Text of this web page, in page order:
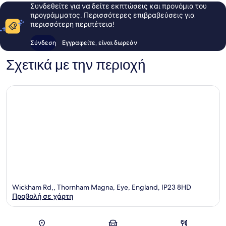
Συνδεθείτε για να δείτε εκπτώσεις και προνόμια του
προγράμματος. Περισσότερες επιβραβεύσεις για
περισσότερη περιπέτεια!
Σύνδεση Εγγραφείτε, είναι δωρεάν
Σχετικά με την περιοχή
Wickham Rd,, Thornham Magna, Eye, England, IP23 8HD
Προβολή σε χάρτη